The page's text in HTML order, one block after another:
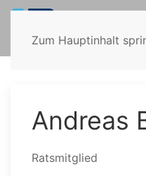
Zum Hauptinhalt
Andreas
Ratsmitglied